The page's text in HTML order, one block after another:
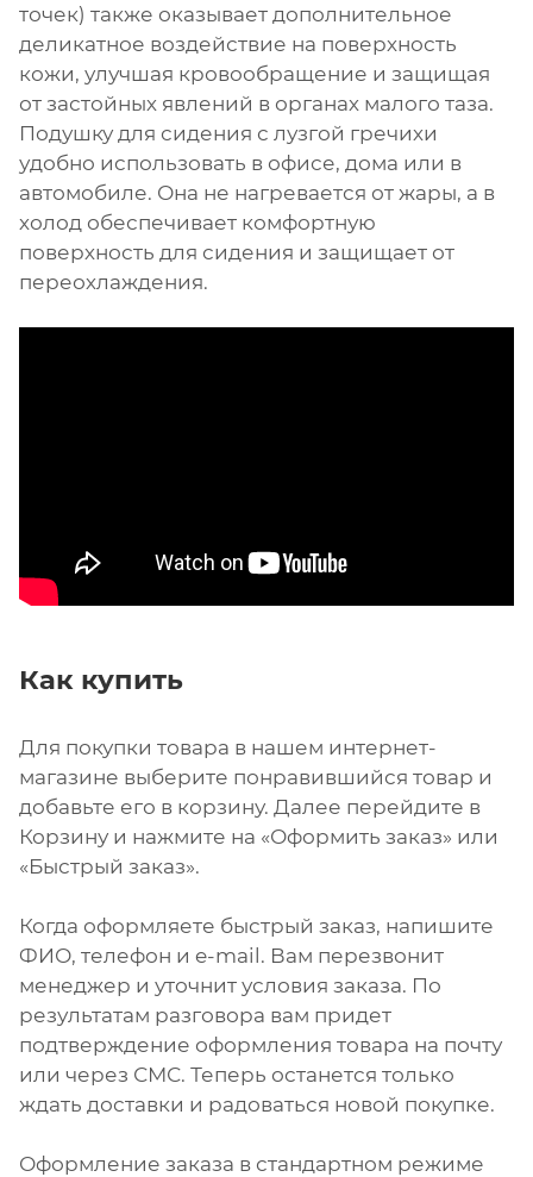
точек) также оказывает дополнительное
деликатное воздействие на поверхность
кожи, улучшая кровообращение и защищая
от застойных явлений в органах малого таза.
Подушку для сидения с лузгой гречихи
удобно использовать в офисе, дома или в
автомобиле. Она не нагревается от жары, а в
холод обеспечивает комфортную
поверхность для сидения и защищает от
переохлаждения.
Как купить
Для покупки товара в нашем интернет-
магазине выберите понравившийся товар и
добавьте его в корзину. Далее перейдите в
Корзину и нажмите на «Оформить заказ» или
«Быстрый заказ».
Когда оформляете быстрый заказ, напишите
ФИО, телефон и e-mail. Вам перезвонит
менеджер и уточнит условия заказа. По
результатам разговора вам придет
подтверждение оформления товара на почту
или через СМС. Теперь останется только
ждать доставки и радоваться новой покупке.
Оформление заказа в стандартном режиме